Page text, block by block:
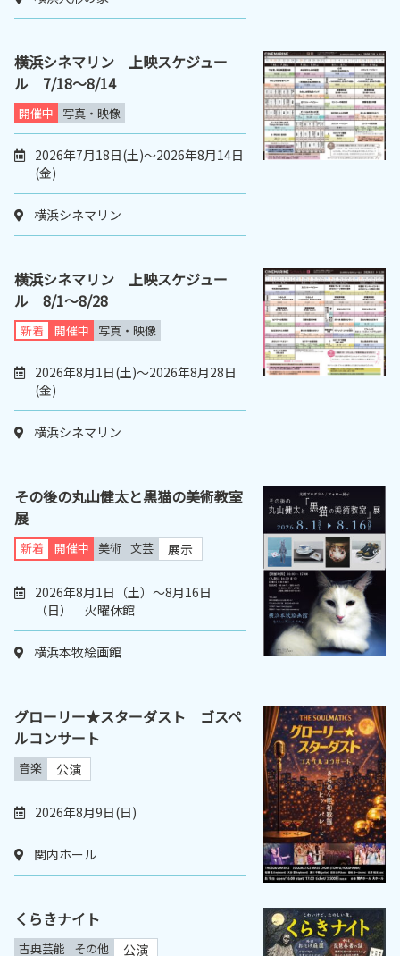
横浜シネマリン 上映スケジュー
ル 7/18～8/14
開催中 写真・映像
2026年7月18日(土)～2026年8月14日
(金)
横浜シネマリン
横浜シネマリン 上映スケジュー
ル 8/1～8/28
新着 開催中 写真・映像
2026年8月1日(土)～2026年8月28日
(金)
横浜シネマリン
その後の丸山健太と黒猫の美術教室
展
新着 開催中 美術 文芸 展示
2026年8月1日（土）～8月16日
（日） 火曜休館
横浜本牧絵画館
グローリー★スターダスト ゴスペ
ルコンサート
音楽 公演
2026年8月9日(日)
関内ホール
くらきナイト
古典芸能 その他 公演